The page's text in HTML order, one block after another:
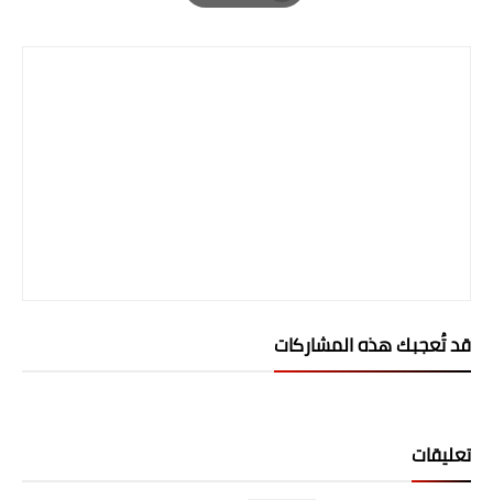
Print
قد تُعجبك هذه المشاركات
تعليقات